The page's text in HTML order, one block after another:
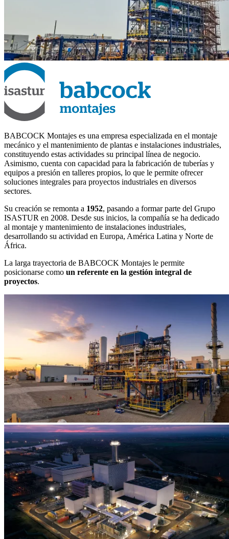
BABCOCK Montajes es una empresa especializada en el montaje
mecánico y el mantenimiento de plantas e instalaciones industriales,
constituyendo estas actividades su principal línea de negocio.
Asimismo, cuenta con capacidad para la fabricación de tuberías y
equipos a presión en talleres propios, lo que le permite ofrecer
soluciones integrales para proyectos industriales en diversos
sectores.
Su creación se remonta a 1952, pasando a formar parte del Grupo
ISASTUR en 2008. Desde sus inicios, la compañía se ha dedicado
al montaje y mantenimiento de instalaciones industriales,
desarrollando su actividad en Europa, América Latina y Norte de
África.
La larga trayectoria de BABCOCK Montajes le permite
posicionarse como un referente en la gestión integral de
proyectos.